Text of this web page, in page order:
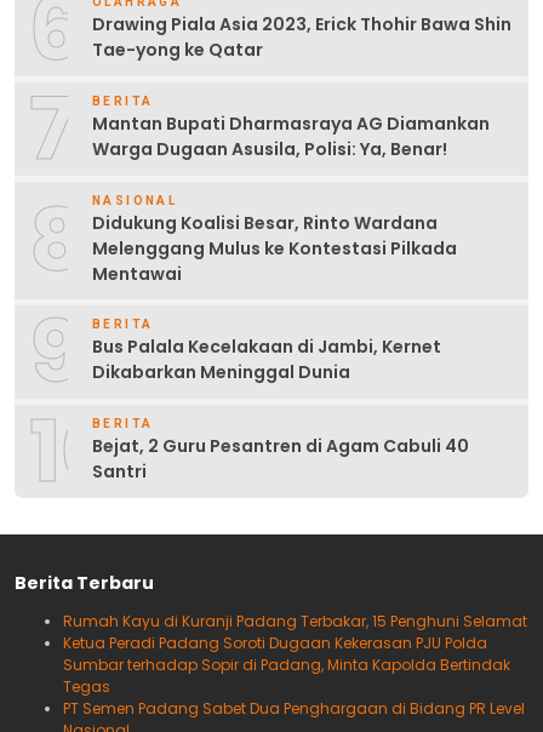
6
Drawing Piala Asia 2023, Erick Thohir Bawa Shin
Tae-yong ke Qatar
7 BERITA
Mantan Bupati Dharmasraya AG Diamankan
Warga Dugaan Asusila, Polisi: Ya, Benar!
8 NASIONAL
Didukung Koalisi Besar, Rinto Wardana
Melenggang Mulus ke Kontestasi Pilkada
Mentawai
9 BERITA
Bus Palala Kecelakaan di Jambi, Kernet
Dikabarkan Meninggal Dunia
10BERITA
Bejat, 2 Guru Pesantren di Agam Cabuli 40
Santri
Berita Terbaru
Rumah Kayu di Kuranji Padang Terbakar, 15 Penghuni Selamat
Ketua Peradi Padang Soroti Dugaan Kekerasan PJU Polda
Sumbar terhadap Sopir di Padang, Minta Kapolda Bertindak
Tegas
PT Semen Padang Sabet Dua Penghargaan di Bidang PR Level